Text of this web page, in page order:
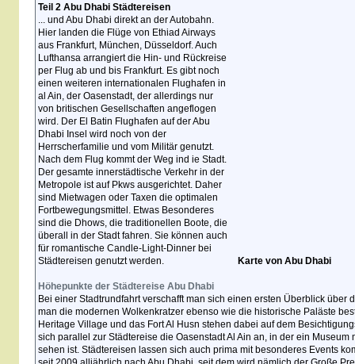
Teil 2 Abu Dhabi Städtereisen
Karte von Abu Dhabi
... und Abu Dhabi direkt an der Autobahn.
Hier landen die Flüge von Ethiad Airways
aus Frankfurt, München, Düsseldorf. Auch
Lufthansa arrangiert die Hin- und Rückreise
per Flug ab und bis Frankfurt. Es gibt noch
einen weiteren internationalen Flughafen in
al Ain, der Oasenstadt, der allerdings nur
von britischen Gesellschaften angeflogen
wird. Der El Batin Flughafen auf der Abu
Dhabi Insel wird noch von der
Herrscherfamilie und vom Militär genutzt.
Nach dem Flug kommt der Weg ind ie Stadt.
Der gesamte innerstädtische Verkehr in der
Metropole ist auf Pkws ausgerichtet. Daher
sind Mietwagen oder Taxen die optimalen
Fortbewegungsmittel. Etwas Besonderes
sind die Dhows, die traditionellen Boote, die
überall in der Stadt fahren. Sie können auch
für romantische Candle-Light-Dinner bei
Städtereisen genutzt werden.
Höhepunkte der Städtereise Abu Dhabi
Bei einer Stadtrundfahrt verschafft man sich einen ersten Überblick über
man die modernen Wolkenkratzer ebenso wie die historische Paläste
Heritage Village und das Fort Al Husn stehen dabei auf dem
sich parallel zur Städtereise die Oasenstadt Al Ain an, in der ein
sehen ist. Städtereisen lassen sich auch prima mit besonderes Events